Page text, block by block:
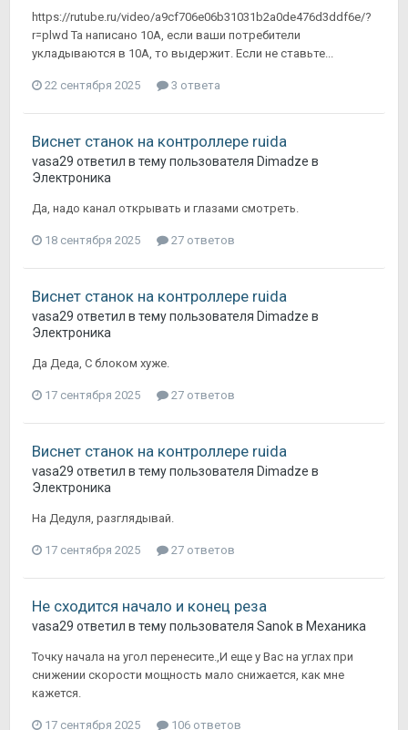
https://rutube.ru/video/a9cf706e06b31031b2a0de476d3ddf6e/?
r=plwd Та написано 10А, если ваши потребители
укладываются в 10А, то выдержит. Если не ставьте...
22 сентября 2025 3 ответа
Виснет станок на контроллере ruida
vasa29 ответил в тему пользователя Dimadze в
Электроника
Да, надо канал открывать и глазами смотреть.
18 сентября 2025 27 ответов
Виснет станок на контроллере ruida
vasa29 ответил в тему пользователя Dimadze в
Электроника
Да Деда, С блоком хуже.
17 сентября 2025 27 ответов
Виснет станок на контроллере ruida
vasa29 ответил в тему пользователя Dimadze в
Электроника
На Дедуля, разглядывай.
17 сентября 2025 27 ответов
Не сходится начало и конец реза
vasa29 ответил в тему пользователя Sanokв Механика
Точку начала на угол перенесите.,И еще у Вас на углах при
снижении скорости мощность мало снижается, как мне
кажется.
17 сентября 2025 106 ответов